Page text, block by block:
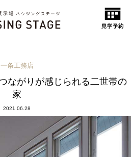
一条工務店
ながりが感じられる二世帯の
家
2021.06.28